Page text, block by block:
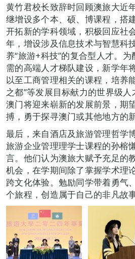
黄竹君校长致辞时回顾澳旅大近
继增设多个本、硕、博课程，搭
开拓新的学科领域，积极回应社
年，增设涉及信息技术与智慧科
养“旅游+科技”的复合型人才。
需的高端人才梯队建设，新学年
以至工商管理相关的课程，培养
之都”等发展目标献力的世界级人
澳门将迎来崭新的发展前景，期
搏，勇于探寻澳门或其他地方的新
最后，来自酒店及旅游管理哲学
旅游企业管理理学士课程的孙榕
言。他们认为澳旅大赋予充足的
机会，在学期间除了掌握学术理
跨文化体验。勉励同学带着勇气
个旅程，创造属于自己的非凡故事